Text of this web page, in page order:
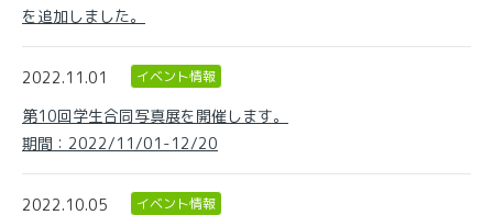
を追加しました。
2022.11.01 イベント情報
第10回学生合同写真展を開催します。
期間：2022/11/01-12/20
2022.10.05 イベント情報